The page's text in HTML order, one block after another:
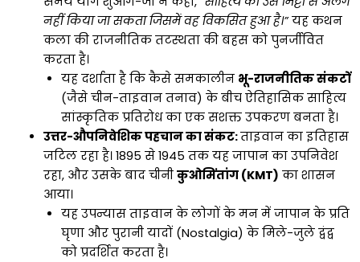
नहीं किया जा सकता जिसमें वह विकसित हुआ है।”यह कथन
कला की राजनीतिक तटस्थता की बहस को पुनर्जीवित
करता है।
यह दर्शाता है कि कैसे समकालीन भू-राजनीतिक संकटों
(जैसे चीन-ताइवान तनाव) के बीच ऐतिहासिक साहित्य
सांस्कृतिक प्रतिरोध का एक सशक्त उपकरण बनता है।
उत्तर-औपनिवेशिक पहचान का संकट:ताइवान का इतिहास
जटिल रहा है। 1895 से 1945 तक यह जापान का उपनिवेश
रहा, और उसके बाद चीनी कुओमिंतांग (KMT) का शासन
आया।
यह उपन्यास ताइवान के लोगों के मन में जापान के प्रति
घृणा और पुरानी यादों (Nostalgia) के मिले-जुले द्वंद्व
को प्रदर्शित करता है।